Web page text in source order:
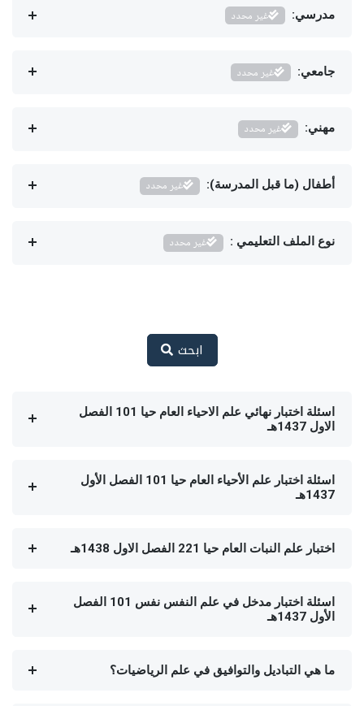
مدرسي: غير محدد
جامعي: غير محدد
مهني: غير محدد
أطفال (ما قبل المدرسة): غير محدد
نوع الملف التعليمي : غير محدد
ابحث
اسئلة اختبار نهائي علم الاحياء العام حيا 101 الفصل
الاول 1437هـ
اسئلة اختبار علم الأحياء العام حيا 101 الفصل الأول
1437هـ
اختبار علم النبات العام حيا 221 الفصل الاول 1438هـ
اسئلة اختبار مدخل في علم النفس نفس 101 الفصل
الأول 1437هـ
ما هي التباديل والتوافيق في علم الرياضيات؟